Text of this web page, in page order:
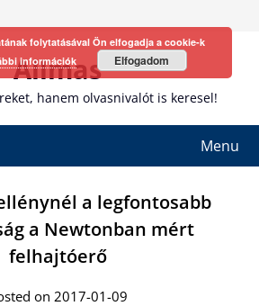
Allmas
hanem olvasnivalót is keresel!
Menu
a legfontosabb
a Newtonban mért
felhajtóerő
on 2017-01-09
folytatásával Ön elfogadja a cookie-k
információk Elfogadom